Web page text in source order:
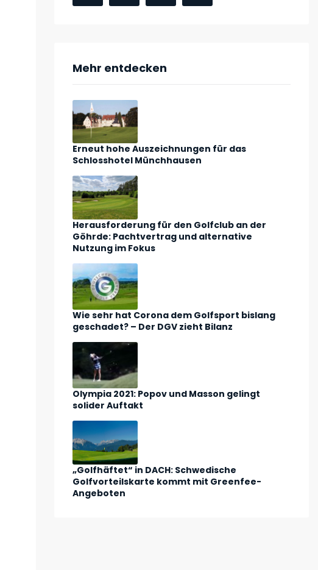
Mehr entdecken
Erneut hohe Auszeichnungen für das
Schlosshotel Münchhausen
Herausforderung für den Golfclub an der
Göhrde: Pachtvertrag und alternative
Nutzung im Fokus
Wie sehr hat Corona dem Golfsport bislang
geschadet? – Der DGV zieht Bilanz
Olympia 2021: Popov und Masson gelingt
solider Auftakt
„Golfhäftet“ in DACH: Schwedische
Golfvorteilskarte kommt mit Greenfee-
Angeboten